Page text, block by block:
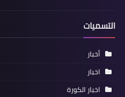
تويتر تسجل براءة إختراع
يتحكم فيها من خلال
التسميات
أخبار
اخبار
اخبار الكورة